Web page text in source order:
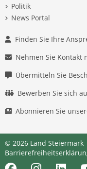
Politik
News Portal
Finden Sie Ihre
Nehmen Sie Kontakt
Übermitteln Sie
Bewerben Sie sich
Abonnieren Sie
© 2026 Land Steiermark